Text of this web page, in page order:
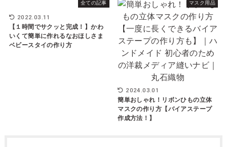
全ての記事
2022.03.11
【１時間でサクッと完成！】かわ
いくて簡単に作れるなおほしさま
ベビースタイの作り方
マスク用品
2024.03.01
簡単おしゃれ！リボンひもの立体
マスクの作り方【バイアステープ
作成方法！】